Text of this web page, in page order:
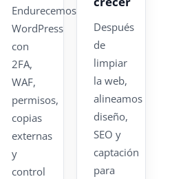
Endurecemos
WordPress
con
2FA,
WAF,
permisos,
copias
externas
y
control
Después
de
limpiar
la web,
alineamos
diseño,
SEO y
captación
para